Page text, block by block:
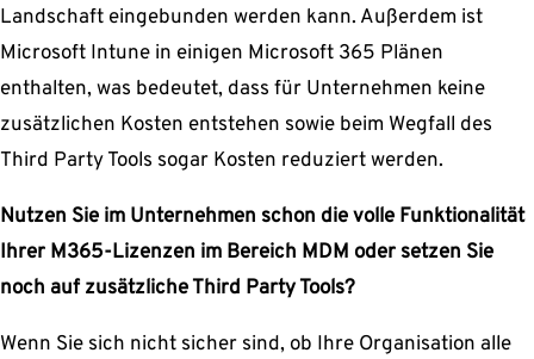
Landschaft eingebunden werden kann. Außerdem ist
Microsoft Intune in einigen Microsoft 365 Plänen
enthalten, was bedeutet, dass für Unternehmen keine
zusätzlichen Kosten entstehen sowie beim Wegfall des
Third Party Tools sogar Kosten reduziert werden.
Nutzen Sie im Unternehmen schon die volle Funktionalität
Ihrer M365-Lizenzen im Bereich MDM oder setzen Sie
noch auf zusätzliche Third Party Tools?
Wenn Sie sich nicht sicher sind, ob Ihre Organisation alle